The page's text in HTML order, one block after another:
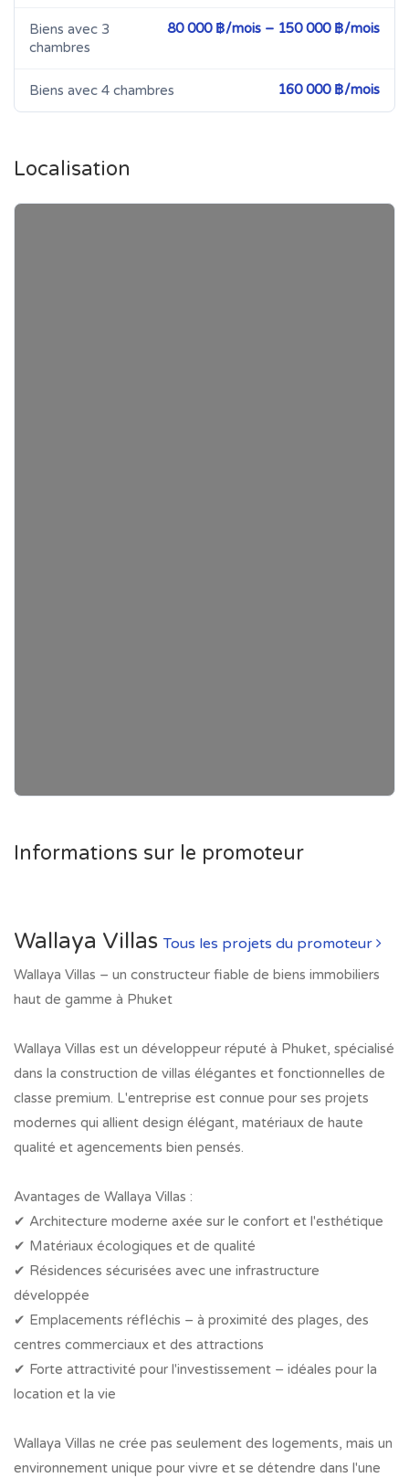
Biens avec 3
chambres
80 000 ฿/mois – 150 000 ฿/mois
Biens avec 4 chambres 160 000 ฿/mois
Localisation
Informations sur le promoteur
Wallaya VillasTous les projets du promoteur
Wallaya Villas – un constructeur fiable de biens immobiliers
haut de gamme à Phuket
Wallaya Villas est un développeur réputé à Phuket, spécialisé
dans la construction de villas élégantes et fonctionnelles de
classe premium. L'entreprise est connue pour ses projets
modernes qui allient design élégant, matériaux de haute
qualité et agencements bien pensés.
Avantages de Wallaya Villas :
✔ Architecture moderne axée sur le confort et l'esthétique
✔ Matériaux écologiques et de qualité
✔ Résidences sécurisées avec une infrastructure
développée
✔ Emplacements réfléchis – à proximité des plages, des
centres commerciaux et des attractions
✔ Forte attractivité pour l'investissement – idéales pour la
location et la vie
Wallaya Villas ne crée pas seulement des logements, mais un
environnement unique pour vivre et se détendre dans l'une